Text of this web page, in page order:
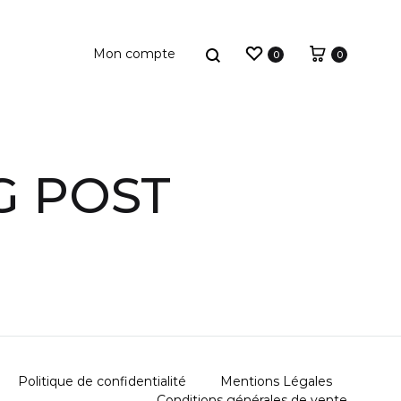
0 0
POST
Politique de confidentialité
Mentions Légales